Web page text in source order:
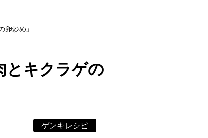
卵炒め」
とキクラゲの
ゲンキレシピ